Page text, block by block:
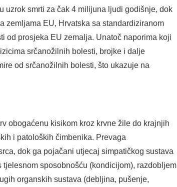
uzrok smrti za čak 4 milijuna ljudi godišnje, dok
zemljama EU, Hrvatska sa standardiziranom
od prosjeka EU zemalja. Unatoč naporima koji
srčanožilnih bolesti, brojke i dalje
od srčanožilnih bolesti, što ukazuje na
obogaćenu kisikom kroz krvne žile do krajnjih
i patoloških čimbenika. Prevaga
dok ga pojačani utjecaj simpatičkog sustava
sposobnošću (kondicijom), razdobljem
organskih sustava (debljina, pušenje,